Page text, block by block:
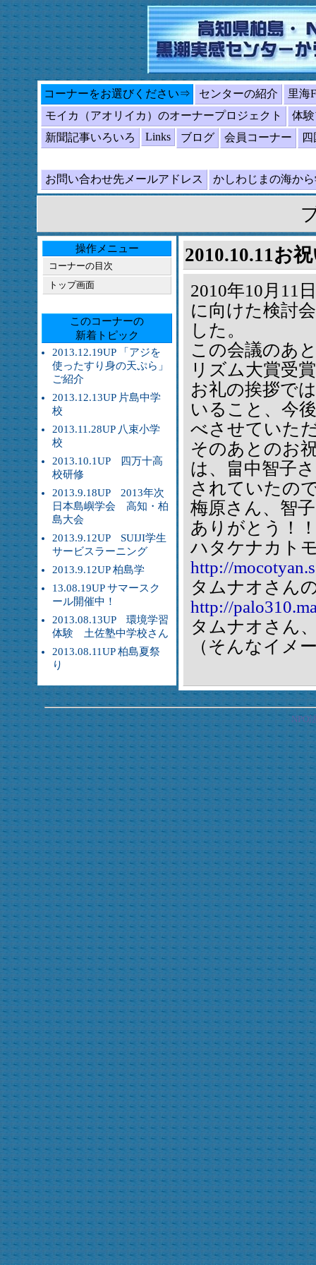
コーナーをお選びください⇒ センターの紹介
里海
モイカ（アオリイカ）のオーナープロジェクト
体
新聞記事いろいろ
Links ブログ 会員コーナー
お問い合わせ先メールアドレス かしわじまの海か
操作メニュー
コーナーの目次
トップ画面
このコーナーの
新着トピック
2013.12.19UP 「アジを
使ったすり身の天ぷら」
ご紹介
2013.12.13UP 片島中学
校
2013.11.28UP 八束小学
校
2013.10.1UP 四万十高
校研修
2013.9.18UP 2013年次
日本島嶼学会 高知・柏
島大会
2013.9.12UP SUIJI学生
サービスラーニング
2013.9.12UP 柏島学
13.08.19UP サマースク
ール開催中！
2013.08.13UP 環境学習
体験 土佐塾中学校さん
2013.08.11UP 柏島夏祭
り
2010.10.11お
2010年10月11
に向けた検討
した。
この会議のあ
リズム大賞受
お礼の挨拶で
いること、今
べさせていた
そのあとのお
は、畠中智子
されていたの
梅原さん、智
ありがとう！
ハタケナカト
http://
タムナオさん
http://
タムナオさん
（そんなイメ
NPO